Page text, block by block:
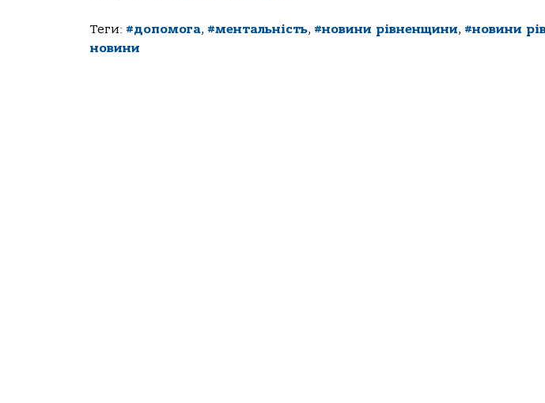
Теги: #допомога, #ментальність, #новини рівненщини, #новини
новини